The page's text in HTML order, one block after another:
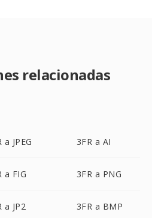
relacionadas
a JPEG 3FR a AI
a FIG 3FR a PNG
a JP2 3FR a BMP